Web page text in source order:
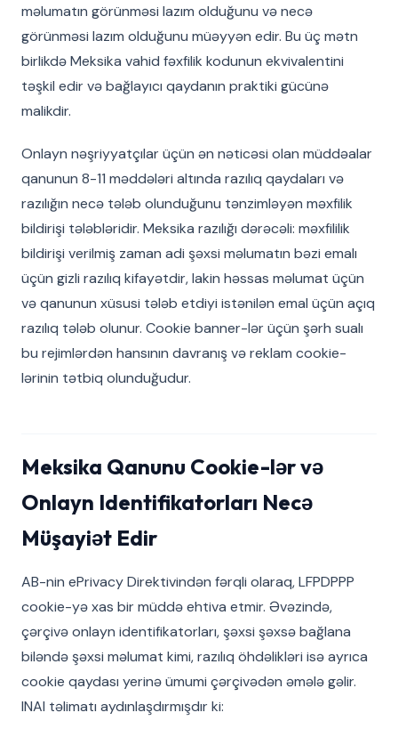
məlumatın görünməsi lazım olduğunu və necə
görünməsi lazım olduğunu müəyyən edir. Bu üç mətn
birlikdə Meksika vahid fəxfilik kodunun ekvivalentini
təşkil edir və bağlayıcı qaydanın praktiki gücünə
malikdir.
Onlayn nəşriyyatçılar üçün ən nəticəsi olan müddəalar
qanunun 8-11 məddələri altında razılıq qaydaları və
razılığın necə tələb olunduğunu tənzimləyən məxfilik
bildirişi tələbləridir. Meksika razılığı dərəcəli: məxfililik
bildirişi verilmiş zaman adi şəxsi məlumatın bəzi emalı
üçün gizli razılıq kifayətdir, lakin həssas məlumat üçün
və qanunun xüsusi tələb etdiyi istənilən emal üçün açıq
razılıq tələb olunur. Cookie banner-lər üçün şərh sualı
bu rejimlərdən hansının davranış və reklam cookie-
lərinin tətbiq olunduğudur.
Meksika Qanunu Cookie-lər və
Onlayn Identifikatorları Necə
Müşayiət Edir
AB-nin ePrivacy Direktivindən fərqli olaraq, LFPDPPP
cookie-yə xas bir müddə ehtiva etmir. Əvəzində,
çərçivə onlayn identifikatorları, şəxsi şəxsə bağlana
biləndə şəxsi məlumat kimi, razılıq öhdəlikləri isə ayrıca
cookie qaydası yerinə ümumi çərçivədən əmələ gəlir.
INAI təlimatı aydınlaşdırmışdır ki: